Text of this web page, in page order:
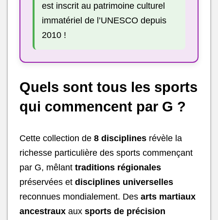
est inscrit au patrimoine culturel
immatériel de l’UNESCO depuis
2010 !
Quels sont tous les sports
qui commencent par G ?
Cette collection de 8 disciplines révèle la
richesse particulière des sports commençant
par G, mêlant traditions régionales
préservées et disciplines universelles
reconnues mondialement. Des arts martiaux
ancestraux aux sports de précision